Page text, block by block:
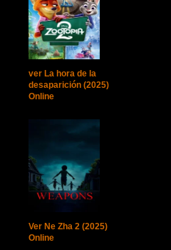
ver La hora de la
desaparición (2025)
Online
Ver Ne Zha 2 (2025)
Online